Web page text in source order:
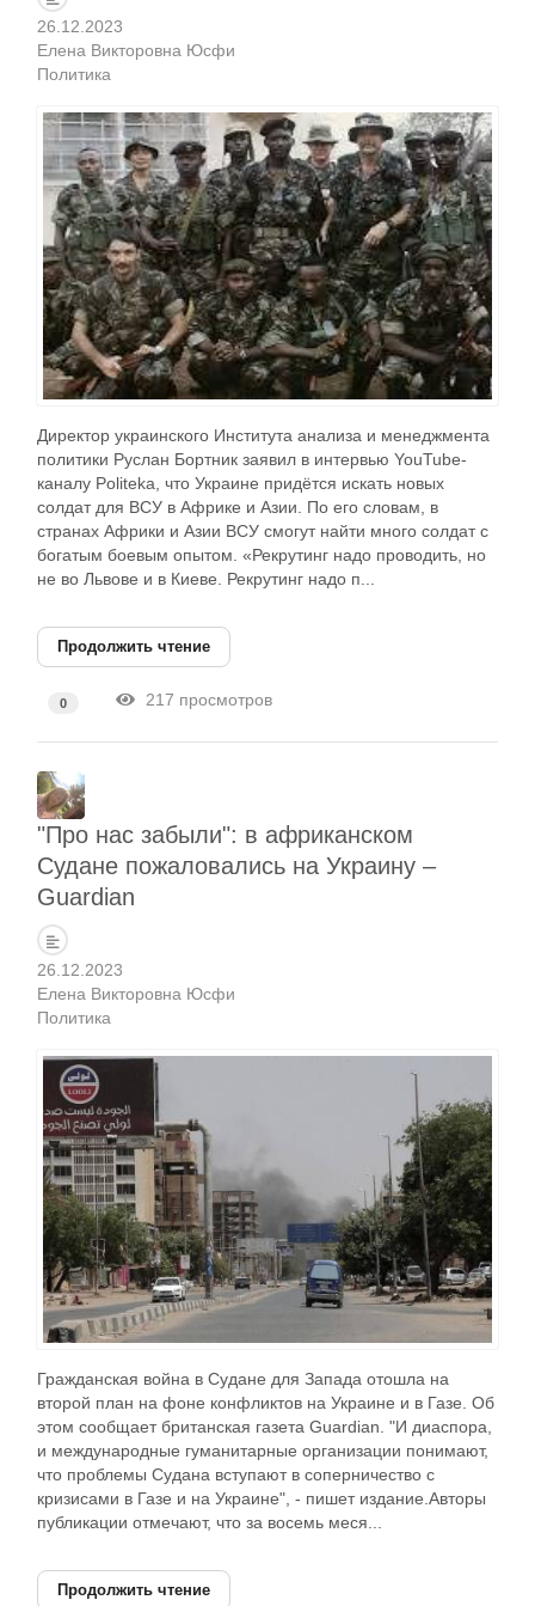
26.12.2023
Елена Викторовна Юсфи
Политика
Директор украинского Института анализа и менеджмента
политики Руслан Бортник заявил в интервью YouTube-
каналу Politeka, что Украине придётся искать новых
солдат для ВСУ в Африке и Азии. По его словам, в
странах Африки и Азии ВСУ смогут найти много солдат с
богатым боевым опытом. «Рекрутинг надо проводить, но
не во Львове и в Киеве. Рекрутинг надо п...
Продолжить чтение
0 217 просмотров
"Про нас забыли": в африканском
Судане пожаловались на Украину –
Guardian
26.12.2023
Елена Викторовна Юсфи
Политика
Гражданская война в Судане для Запада отошла на
второй план на фоне конфликтов на Украине и в Газе. Об
этом сообщает британская газета Guardian. "И диаспора,
и международные гуманитарные организации понимают,
что проблемы Судана вступают в соперничество с
кризисами в Газе и на Украине", - пишет издание.Авторы
публикации отмечают, что за восемь меся...
Продолжить чтение